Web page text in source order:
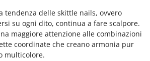
tendenza delle skittle nails, ovvero
su ogni dito, continua a fare scalpore.
maggiore attenzione alle combinazioni
coordinate che creano armonia pur
multicolore.